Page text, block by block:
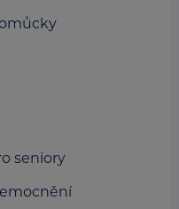
seniory